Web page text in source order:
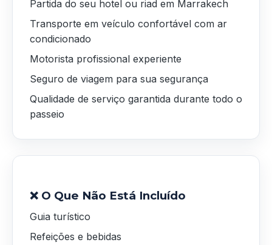
Partida do seu hotel ou riad em Marrakech
Transporte em veículo confortável com ar
condicionado
Motorista profissional experiente
Seguro de viagem para sua segurança
Qualidade de serviço garantida durante todo o
passeio
❌ O Que Não Está Incluído
Guia turístico
Refeições e bebidas